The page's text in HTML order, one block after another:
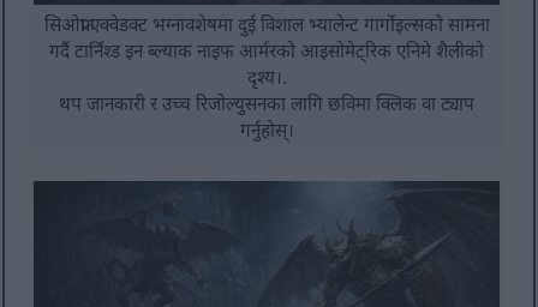
सिओफ्रा एक्वेडक्ट भग्नावशेषमा दुई विशाल भ्यालेन्ट गार्गोइल्सको सामना
गर्दै टार्निश्ड इन ब्ल्याक नाइफ आर्मरको आइसोमेट्रिक एनिमे शैलीको
दृश्य।.
थप जानकारी र उच्च रिजोल्युसनका लागि छविमा क्लिक वा ट्याप
गर्नुहोस्।